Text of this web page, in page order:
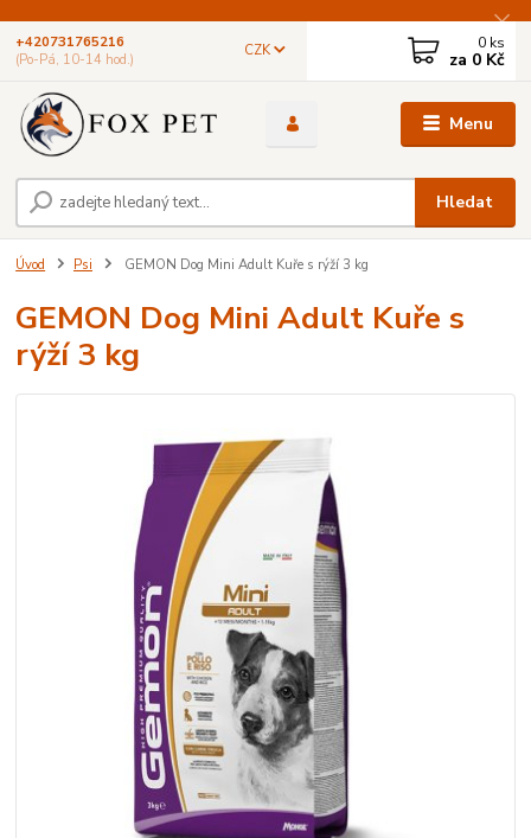
Menu
CZK
Hledat
+420731765216
(Po-Pá, 10-14 hod.)
0 ks
za 0 Kč
Úvod Psi GEMON Dog Mini Adult Kuře s rýží 3 kg
GEMON Dog Mini Adult Kuře s
rýží 3 kg